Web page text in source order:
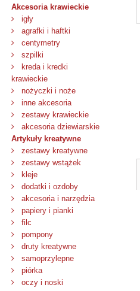
Akcesoria krawieckie
igły
agrafki i haftki
centymetry
szpilki
kreda i kredki
krawieckie
nożyczki i noże
inne akcesoria
zestawy krawieckie
akcesoria dziewiarskie
Artykuły kreatywne
zestawy kreatywne
zestawy wstążek
kleje
dodatki i ozdoby
akcesoria i narzędzia
papiery i pianki
filc
pompony
druty kreatywne
samoprzylepne
piórka
oczy i noski